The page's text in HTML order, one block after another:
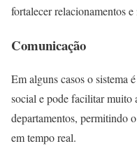
fortalecer relacionamentos
Comunicação
Em alguns casos o sistema
social e pode facilitar muito
departamentos, permitindo
em tempo real.